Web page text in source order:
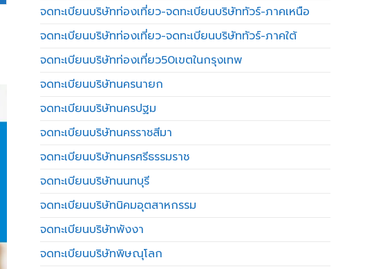
จดทะเบียนบริษัทท่องเที่ยว-จดทะเบียนบริษัททัวร์-ภาคเหนือ
จดทะเบียนบริษัทท่องเที่ยว-จดทะเบียนบริษัททัวร์-ภาคใต้
จดทะเบียนบริษัทท่องเที่ยว50เขตในกรุงเทพ
จดทะเบียนบริษัทนครนายก
จดทะเบียนบริษัทนครปฐม
จดทะเบียนบริษัทนครราชสีมา
จดทะเบียนบริษัทนครศรีธรรมราช
จดทะเบียนบริษัทนนทบุรี
จดทะเบียนบริษัทนิคมอุตสาหกรรม
จดทะเบียนบริษัทพังงา
จดทะเบียนบริษัทพิษณุโลก